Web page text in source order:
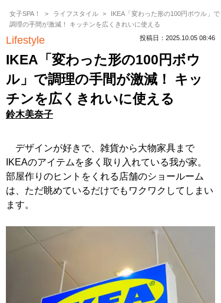
女子SPA！ ライフスタイル
IKEA「変わった形の100円ボウル」で
調理の手間が激減！ キッチンを広くきれいに使える
Lifestyle 投稿日：2025.10.05 08:46
IKEA「変わった形の100円ボウ
ル」で調理の手間が激減！ キッ
チンを広くきれいに使える
鈴木美奈子
デザインが好きで、雑貨から大物家具まで
IKEAのアイテムを多く取り入れている我が家。
部屋作りのヒントをくれる店舗のショールーム
は、ただ眺めているだけでもワクワクしてしまい
ます。